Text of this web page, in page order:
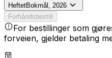
HeftetBokmål, 2026
Forhåndsbestill
For bestillinger som
forveien, gjelder betaling